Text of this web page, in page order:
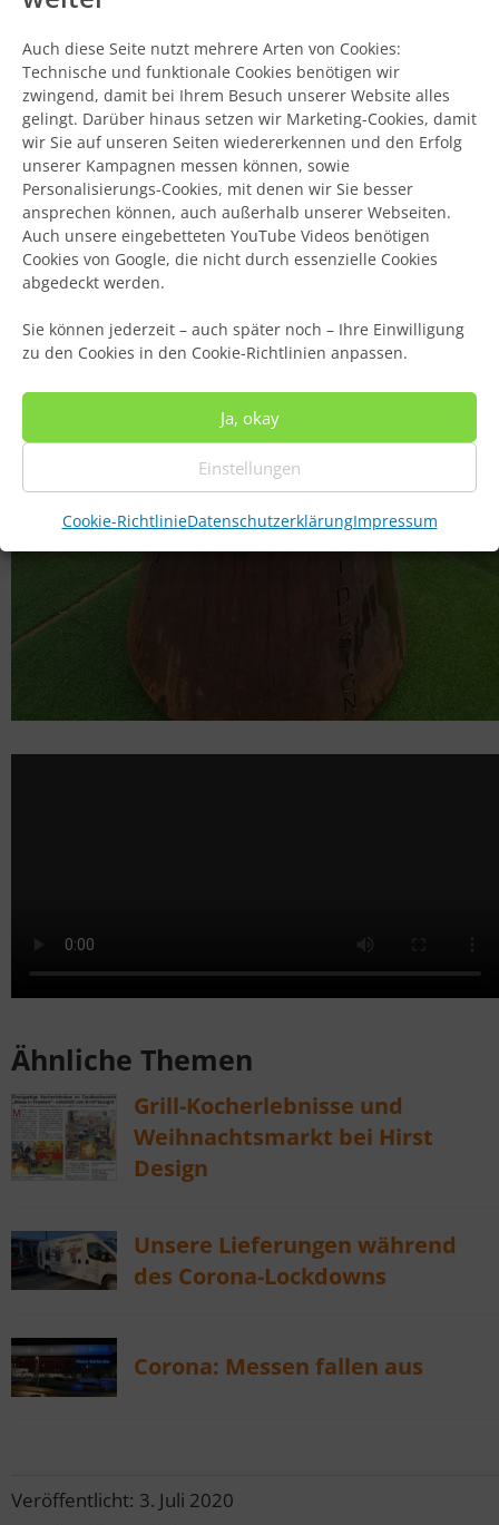
Auch diese Seite nutzt mehrere Arten von Cookies:
Technische und funktionale Cookies benötigen wir
zwingend, damit bei Ihrem Besuch unserer Website alles
gelingt. Darüber hinaus setzen wir Marketing-Cookies, damit
wir Sie auf unseren Seiten wiedererkennen und den Erfolg
unserer Kampagnen messen können, sowie
Personalisierungs-Cookies, mit denen wir Sie besser
ansprechen können, auch außerhalb unserer Webseiten.
Auch unsere eingebetteten YouTube Videos benötigen
Cookies von Google, die nicht durch essenzielle Cookies
abgedeckt werden.
Sie können jederzeit – auch später noch – Ihre Einwilligung
zu den Cookies in den Cookie-Richtlinien anpassen.
Ja, okay
Einstellungen
Cookie-RichtlinieDatenschutzerklärungImpressum
Ähnliche Themen
Grill-Kocherlebnisse und
Weihnachts­markt bei Hirst
Design
Unsere Lieferungen während
des Corona-Lockdowns
Corona: Messen fallen aus
Veröffentlicht: 3. Juli 2020